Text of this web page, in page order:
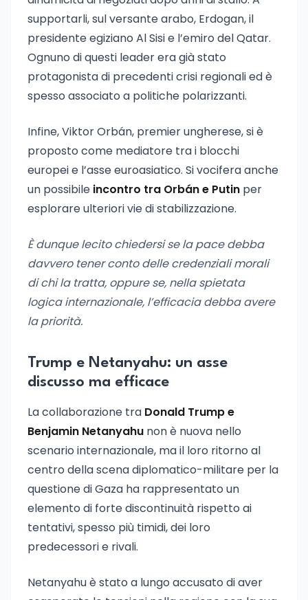
supportarli, sul versante arabo, Erdogan, il
presidente egiziano Al Sisi e l’emiro del Qatar.
Ognuno di questi leader era già stato
protagonista di precedenti crisi regionali ed è
spesso associato a politiche polarizzanti.
Infine, Viktor Orbán, premier ungherese, si è
proposto come mediatore tra i blocchi
europei e l’asse euroasiatico. Si vocifera anche
un possibile incontro tra Orbán e Putin per
esplorare ulteriori vie di stabilizzazione.
È dunque lecito chiedersi se la pace debba
davvero tener conto delle credenziali morali
di chi la tratta, oppure se, nella spietata
logica internazionale, l’efficacia debba avere
la priorità.
Trump e Netanyahu: un asse
discusso ma efficace
La collaborazione tra Donald Trump e
Benjamin Netanyahu non è nuova nello
scenario internazionale, ma il loro ritorno al
centro della scena diplomatico-militare per la
questione di Gaza ha rappresentato un
elemento di forte discontinuità rispetto ai
tentativi, spesso più timidi, dei loro
predecessori e rivali.
Netanyahu è stato a lungo accusato di aver